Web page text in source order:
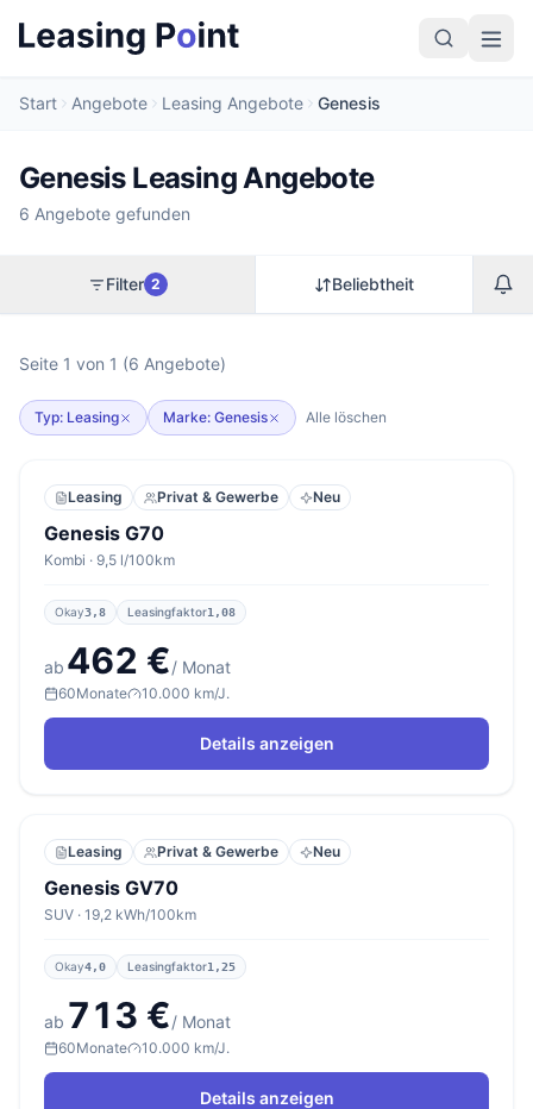
Start Angebote Leasing Angebote Genesis
Genesis Leasing Angebote
6 Angebote gefunden
Filter 2 Beliebtheit
Seite 1 von 1 (6 Angebote)
Typ: Leasing Marke: Genesis Alle löschen
Leasing Privat & Gewerbe Neu
Genesis G70
Kombi · 9,5 l/100km
Okay3,8 Leasingfaktor1,08
ab 462 €/ Monat
60Monate 10.000 km/J.
Details anzeigen
Leasing Privat & Gewerbe Neu
Genesis GV70
SUV · 19,2 kWh/100km
Okay4,0 Leasingfaktor1,25
ab 713 €/ Monat
60Monate 10.000 km/J.
Details anzeigen